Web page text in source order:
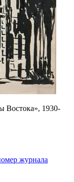
Востока», 1930-
журнала